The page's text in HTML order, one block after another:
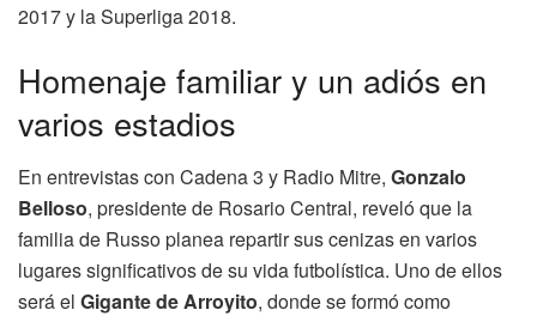
2017 y la Superliga 2018.
Homenaje familiar y un adiós en
varios estadios
En entrevistas con Cadena 3 y Radio Mitre, Gonzalo
Belloso, presidente de Rosario Central, reveló que la
familia de Russo planea repartir sus cenizas en varios
lugares significativos de su vida futbolística. Uno de ellos
será el Gigante de Arroyito, donde se formó como